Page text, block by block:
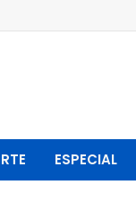
ESPECIAL